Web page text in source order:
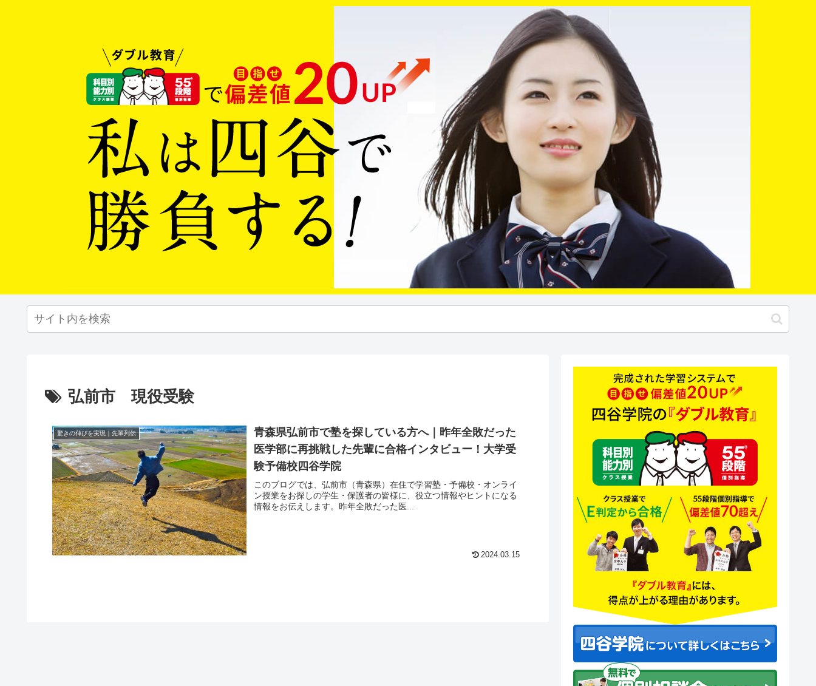
弘前市 現役受験
驚きの伸びを実現｜先輩列伝
青森県弘前市で塾を探している方へ｜昨年全敗だった
医学部に再挑戦した先輩に合格インタビュー！大学受
験予備校四谷学院
このブログでは、弘前市（青森県）在住で学習塾・予備校・オンライ
ン授業をお探しの学生・保護者の皆様に、役立つ情報やヒントになる
情報をお伝えします。昨年全敗だった医...
2024.03.15